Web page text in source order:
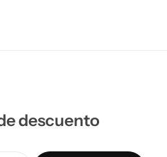
descuento